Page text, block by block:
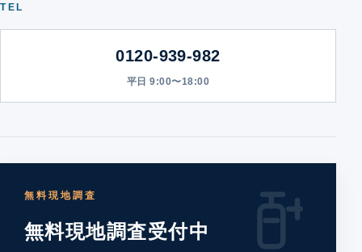
TEL
0120-939-982
平日 9:00〜18:00
無料現地調査
無料現地調査受付中